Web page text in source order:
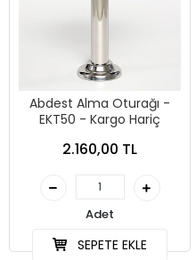
Abdest Alma Oturağı -
EKT50 - Kargo Hariç
2.160,00 TL
Adet
SEPETE EKLE